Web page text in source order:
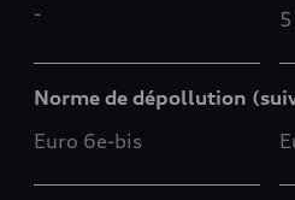
-
Norme de dépollution
Euro 6e-bis